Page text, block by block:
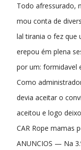
Todo afressurado,
mou conta de
lal tirania o fez que
erepou ém plena
por um: formidavel
Como
devia aceitar o
aceitou e logo
CAR Rope mamas
ANUNCIOS — Na